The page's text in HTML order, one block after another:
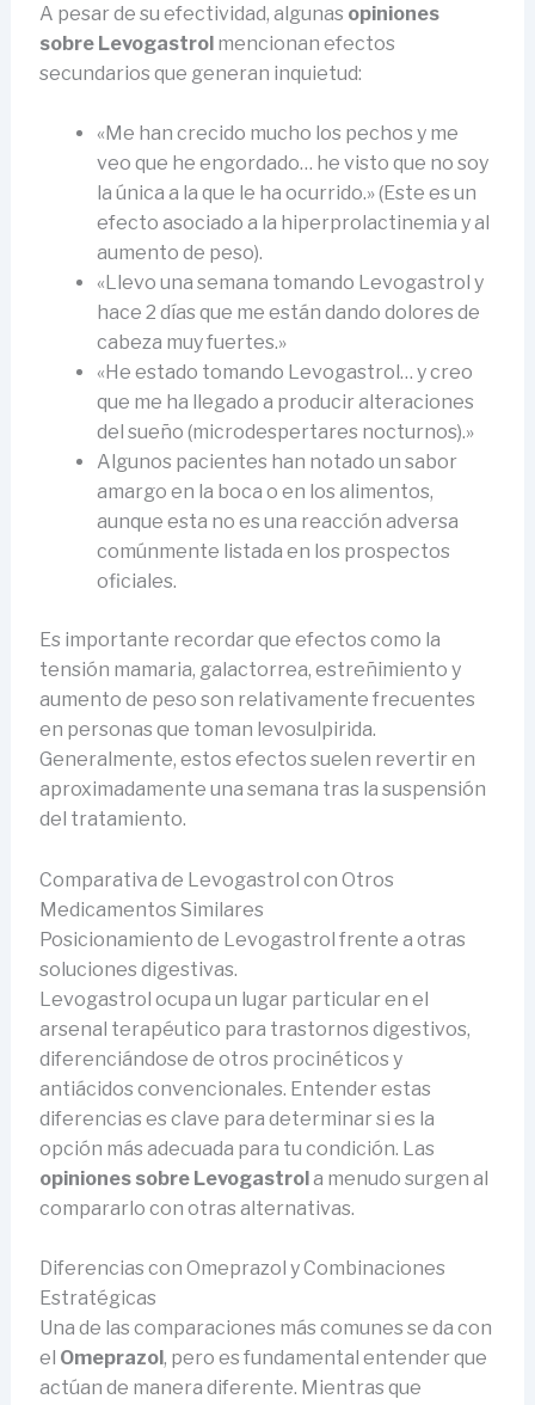
A pesar de su efectividad, algunas opiniones
sobre Levogastrolmencionan efectos
secundarios que generan inquietud:
«Me han crecido mucho los pechos y me
veo que he engordado… he visto que no soy
la única a la que le ha ocurrido.» (Este es un
efecto asociado a la hiperprolactinemia y al
aumento de peso).
«Llevo una semana tomando Levogastrol y
hace 2 días que me están dando dolores de
cabeza muy fuertes.»
«He estado tomando Levogastrol… y creo
que me ha llegado a producir alteraciones
del sueño (microdespertares nocturnos).»
Algunos pacientes han notado un sabor
amargo en la boca o en los alimentos,
aunque esta no es una reacción adversa
comúnmente listada en los prospectos
oficiales.
Es importante recordar que efectos como la
tensión mamaria, galactorrea, estreñimiento y
aumento de peso son relativamente frecuentes
en personas que toman levosulpirida.
Generalmente, estos efectos suelen revertir en
aproximadamente una semana tras la suspensión
del tratamiento.
Comparativa de Levogastrol con Otros
Medicamentos Similares
Posicionamiento de Levogastrol frente a otras
soluciones digestivas.
Levogastrol ocupa un lugar particular en el
arsenal terapéutico para trastornos digestivos,
diferenciándose de otros procinéticos y
antiácidos convencionales. Entender estas
diferencias es clave para determinar si es la
opción más adecuada para tu condición. Las
opiniones sobre Levogastrola menudo surgen al
compararlo con otras alternativas.
Diferencias con Omeprazol y Combinaciones
Estratégicas
Una de las comparaciones más comunes se da con
el Omeprazol , pero es fundamental entender que
actúan de manera diferente. Mientras que